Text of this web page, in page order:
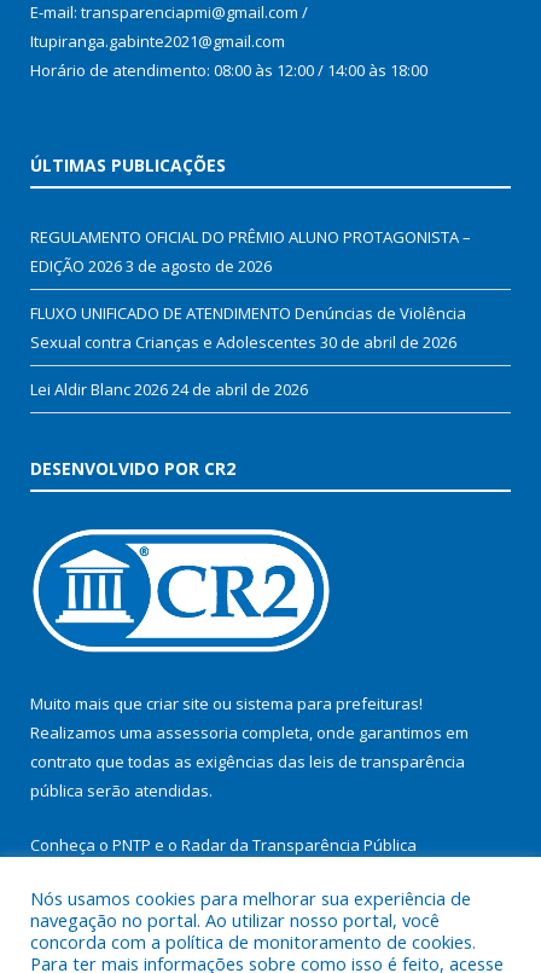
E-mail: transparenciapmi@gmail.com /
Itupiranga.gabinte2021@gmail.com
Horário de atendimento: 08:00 às 12:00 / 14:00 às 18:00
ÚLTIMAS PUBLICAÇÕES
REGULAMENTO OFICIAL DO PRÊMIO ALUNO PROTAGONISTA –
EDIÇÃO 20263 de agosto de 2026
FLUXO UNIFICADO DE ATENDIMENTO Denúncias de Violência
Sexual contra Crianças e Adolescentes 30 de abril de 2026
Lei Aldir Blanc 202624 de abril de 2026
DESENVOLVIDO POR CR2
Muito mais que criar site ou sistema para prefeituras!
Realizamos uma assessoria completa, onde garantimos em
contrato que todas as exigências das leis de transparência
pública serão atendidas.
Conheça o PNTP e o Radar da Transparência Pública
Nós usamos cookies para melhorar sua experiência de
navegação no portal. Ao utilizar nosso portal, você
concorda com a política de monitoramento de cookies.
Para ter mais informações sobre como isso é feito, acesse